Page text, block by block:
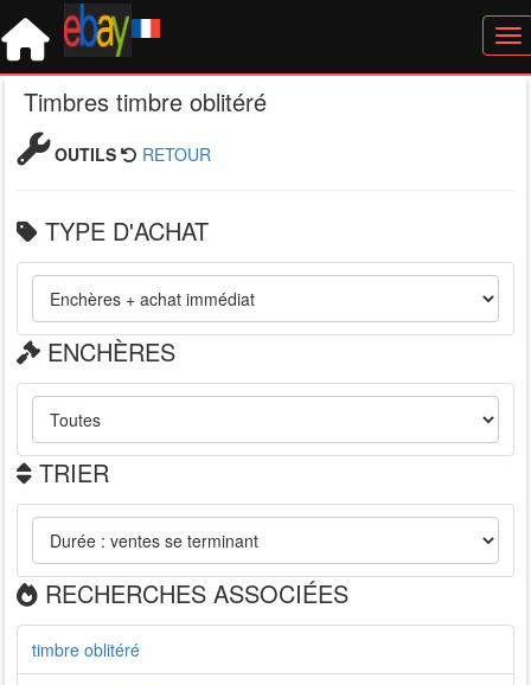
Timbres timbre oblitéré
OUTILS RETOUR
TYPE D'ACHAT
ENCHÈRES
TRIER
RECHERCHES ASSOCIÉES
timbre oblitéré